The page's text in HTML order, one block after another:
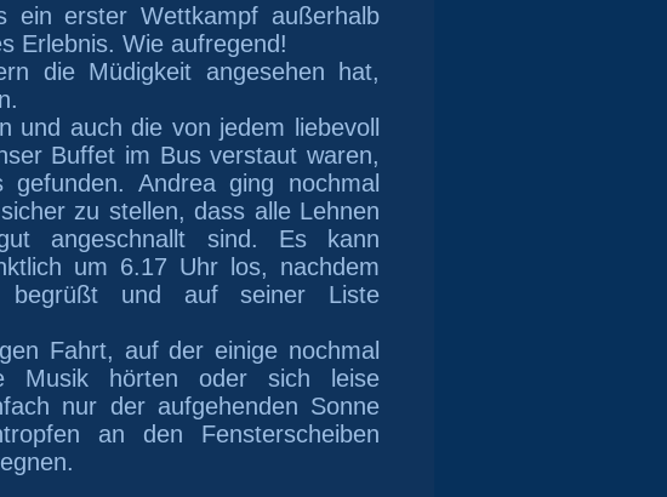
erster Wettkampf außerhalb
Erlebnis. Wie aufregend!
die Müdigkeit angesehen hat,
und auch die von jedem liebevoll
Buffet im Bus verstaut waren,
gefunden. Andrea ging nochmal
zu stellen, dass alle Lehnen
angeschnallt sind. Es kann
um 6.17 Uhr los, nachdem
begrüßt und auf seiner Liste
Fahrt, auf der einige nochmal
Musik hörten
oder sich leise
nur der aufgehenden Sonne
an den Fensterscheiben